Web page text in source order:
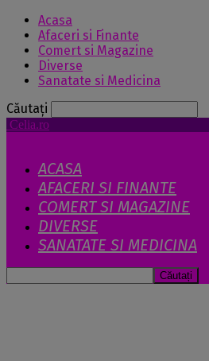
Acasa
Afaceri si Finante
Comert si Magazine
Diverse
Sanatate si Medicina
Căutați
Celia.ro
ACASA
AFACERI SI FINANTE
COMERT SI MAGAZINE
DIVERSE
SANATATE SI MEDICINA